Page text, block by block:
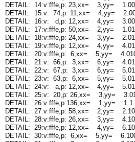
DETAIL: 14:v:fffe,p: 23,xx= 3,yy=
DETAIL: 15:v: 74,p: 11,xx= 4,yy=
DETAIL: 16:v: d,p: 12,xx= 4,yy=
DETAIL: 17:v:fffe,p: 50,xx= 2,yy= 1.01
DETAIL: 18:v:fffe,p: 24,xx= 3,yy=
DETAIL: 19:v:fffe,p: 12,xx= 4,yy=
DETAIL: 20:v:fffe,p: 6,xx= 5,yy=
DETAIL: 21:v: 66,p: 3,xx= 6,yy=
DETAIL: 22:v: 67,p: 3,xx= 6,yy=
DETAIL: 23:v: 63,p: 6,xx= 5,yy=
DETAIL: 24:v: a,p: 12,xx= 4,yy=
DETAIL: 25:v: 20,p: 26,xx= 3,yy=
DETAIL: 26:v:fffe,p:136,xx= 1,yy= 1.1
DETAIL: 27:v:fffe,p: 58,xx= 2,yy= 2.10
DETAIL: 28:v:fffe,p: 26,xx= 3,yy=
DETAIL: 29:v:fffe,p: 12,xx= 4,yy=
DETAIL: 30:v:fffe,p: 6,xx= 5,yy=